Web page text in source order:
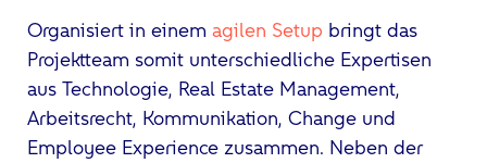
Organisiert in einem agilen Setup bringt das
Projektteam somit unterschiedliche Expertisen
aus Technologie, Real Estate Management,
Arbeitsrecht, Kommunikation, Change und
Employee Experience zusammen. Neben der